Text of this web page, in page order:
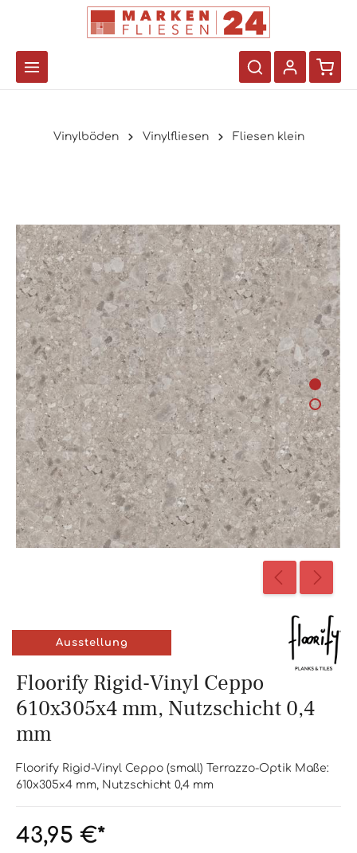
Vinylböden Vinylfliesen Fliesen klein
Ausstellung
Floorify Rigid-Vinyl Ceppo
610x305x4 mm, Nutzschicht 0,4
mm
Floorify Rigid-Vinyl Ceppo (small) Terrazzo-Optik Maße:
610x305x4 mm, Nutzschicht 0,4 mm
43,95 €*